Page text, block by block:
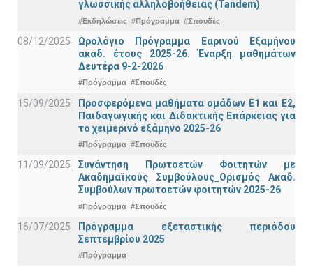
γλωσσικής αλληλοβοήθειας (Tandem)
#Εκδηλώσεις #Πρόγραμμα #Σπουδές
08/12/2025
Ωρολόγιο Πρόγραμμα Εαρινού Εξαμήνου
ακαδ. έτους 2025-26. Έναρξη μαθημάτων
Δευτέρα 9-2-2026
#Πρόγραμμα #Σπουδές
15/09/2025
Προσφερόμενα μαθήματα ομάδων Ε1 και Ε2,
Παιδαγωγικής και Διδακτικής Επάρκειας για
το χειμερινό εξάμηνο 2025-26
#Πρόγραμμα #Σπουδές
11/09/2025
Συνάντηση Πρωτοετών Φοιτητών με
Ακαδημαϊκούς Συμβούλους_Ορισμός Ακαδ.
Συμβούλων πρωτοετών φοιτητών 2025-26
#Πρόγραμμα #Σπουδές
16/07/2025
Πρόγραμμα εξεταστικής περιόδου
Σεπτεμβρίου 2025
#Πρόγραμμα